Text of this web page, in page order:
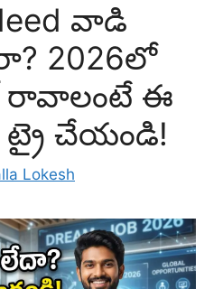
వాడి
2026లో
రావాలంటే ఈ
ట్రై చేయండి!
Lokesh